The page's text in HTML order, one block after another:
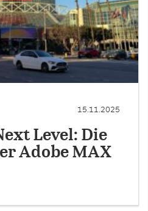
15.11.2025
Level: Die
Adobe MAX